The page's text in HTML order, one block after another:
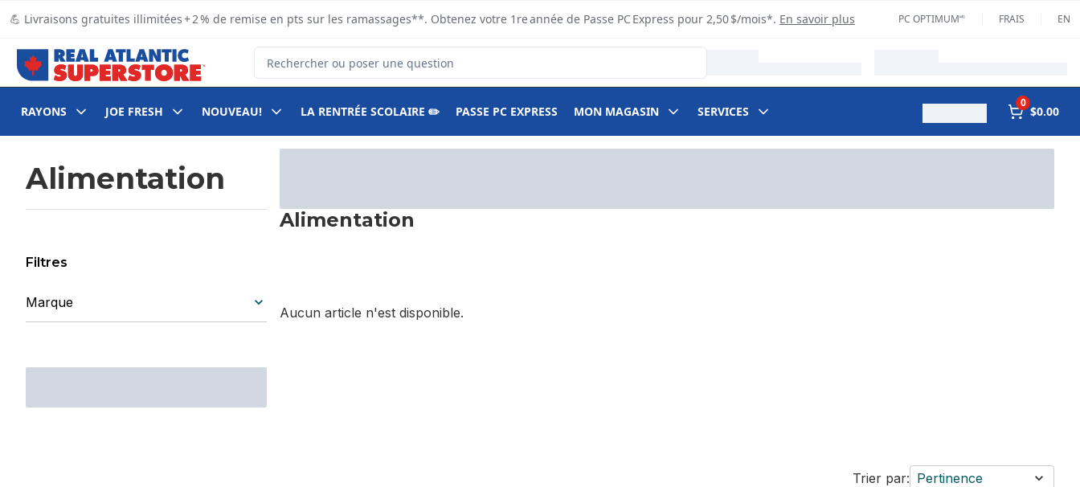
💪 Livraisons gratuites illimitées + 2 % de remise en pts sur les ramassages**. Obtenez votre 1re année de Passe PC Express pour 2,50 $/mois*. En savoir plus PC OPTIMUM🅪 FRAIS EN
Rechercher des produits
RAYONS JOE FRESH NOUVEAU! LA RENTRÉE SCOLAIRE ✏️ PASSE PC EXPRESS MON MAGASIN SERVICES
0
$0.00
Alimentation
Filtres
Marque
Alimentation
Aucun article n'est disponible.
Trier par: Pertinence